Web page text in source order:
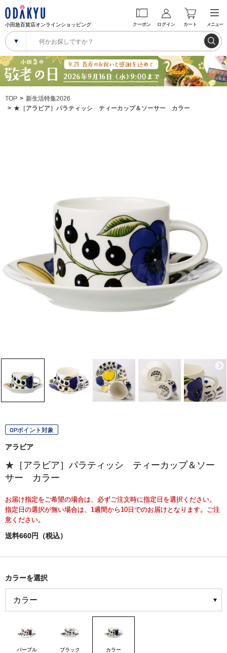
小田急百貨店オンラインショッピング クーポン ログイン カート メニュー
TOP
新生活特集2026
★［アラビア］パラティッシ ティーカップ＆ソーサー カラー
OPポイント対象
アラビア
★［アラビア］パラティッシ ティーカップ＆ソー
サー カラー
お届け指定をご希望の場合は、必ずご注文時に指定日を選択ください。
指定日の選択が無い場合は、1週間から10日でのお届けとなります。ご注
意ください。
送料660円（税込）
カラーを選択
パープル ブラック カラー